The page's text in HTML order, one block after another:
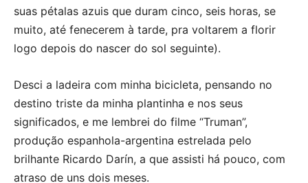
suas pétalas azuis que duram cinco, seis horas, se
muito, até fenecerem à tarde, pra voltarem a florir
logo depois do nascer do sol seguinte).
Desci a ladeira com minha bicicleta, pensando no
destino triste da minha plantinha e nos seus
significados, e me lembrei do filme “Truman”,
produção espanhola-argentina estrelada pelo
brilhante Ricardo Darín, a que assisti há pouco, com
atraso de uns dois meses.